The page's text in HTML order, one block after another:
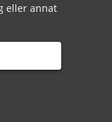
eller annat